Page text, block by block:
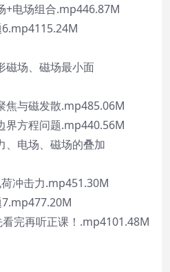
电场组合.mp446.87M
场、磁场最小面
与磁发散.mp485.06M
方程问题.mp440.56M
电场、磁场的叠加
冲击力.mp451.30M
完再听正课！.mp4101.48M